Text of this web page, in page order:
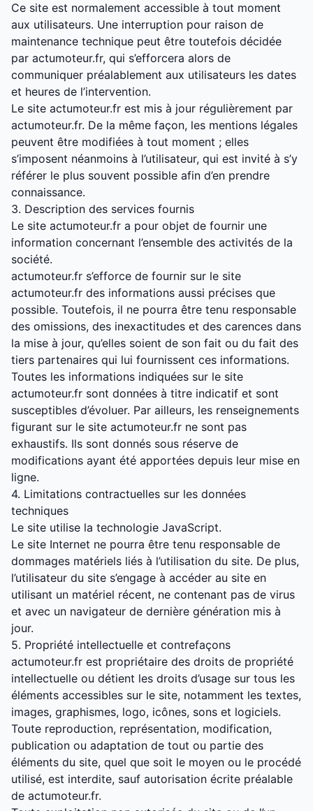
Ce site est normalement accessible à tout moment
aux utilisateurs. Une interruption pour raison de
maintenance technique peut être toutefois décidée
par actumoteur.fr, qui s’efforcera alors de
communiquer préalablement aux utilisateurs les dates
et heures de l’intervention.
Le site actumoteur.fr est mis à jour régulièrement par
actumoteur.fr. De la même façon, les mentions légales
peuvent être modifiées à tout moment ; elles
s’imposent néanmoins à l’utilisateur, qui est invité à s’y
référer le plus souvent possible afin d’en prendre
connaissance.
3. Description des services fournis
Le site actumoteur.fr a pour objet de fournir une
information concernant l’ensemble des activités de la
société.
actumoteur.fr s’efforce de fournir sur le site
actumoteur.fr des informations aussi précises que
possible. Toutefois, il ne pourra être tenu responsable
des omissions, des inexactitudes et des carences dans
la mise à jour, qu’elles soient de son fait ou du fait des
tiers partenaires qui lui fournissent ces informations.
Toutes les informations indiquées sur le site
actumoteur.fr sont données à titre indicatif et sont
susceptibles d’évoluer. Par ailleurs, les renseignements
figurant sur le site actumoteur.fr ne sont pas
exhaustifs. Ils sont donnés sous réserve de
modifications ayant été apportées depuis leur mise en
ligne.
4. Limitations contractuelles sur les données
techniques
Le site utilise la technologie JavaScript.
Le site Internet ne pourra être tenu responsable de
dommages matériels liés à l’utilisation du site. De plus,
l’utilisateur du site s’engage à accéder au site en
utilisant un matériel récent, ne contenant pas de virus
et avec un navigateur de dernière génération mis à
jour.
5. Propriété intellectuelle et contrefaçons
actumoteur.fr est propriétaire des droits de propriété
intellectuelle ou détient les droits d’usage sur tous les
éléments accessibles sur le site, notamment les textes,
images, graphismes, logo, icônes, sons et logiciels.
Toute reproduction, représentation, modification,
publication ou adaptation de tout ou partie des
éléments du site, quel que soit le moyen ou le procédé
utilisé, est interdite, sauf autorisation écrite préalable
de actumoteur.fr.